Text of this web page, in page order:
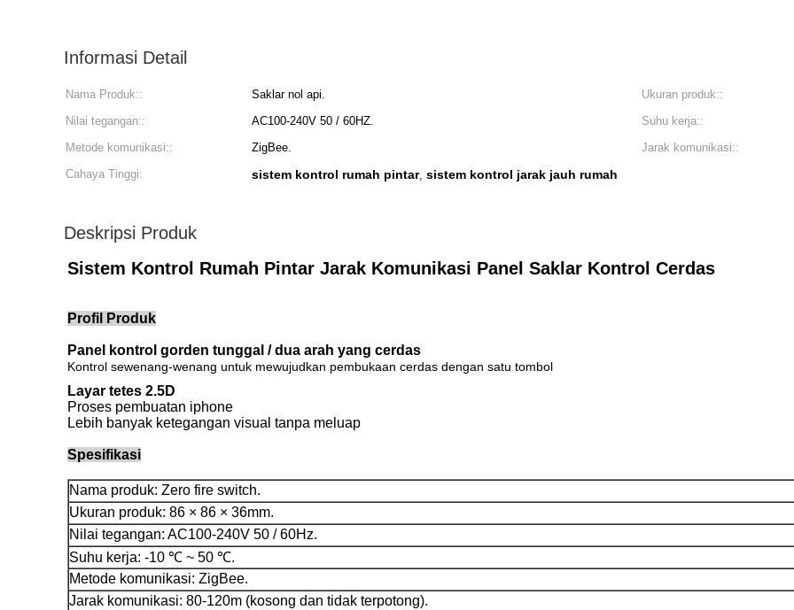
Informasi Detail
Nama Produk:: Saklar nol api.
Ukuran produk::
Nilai tegangan::
AC100-240V 50 / 60HZ.
Suhu kerja::
Metode komunikasi::
ZigBee.
Jarak komunikasi::
Cahaya Tinggi:
sistem kontrol rumah pintar, sistem kontrol jarak jauh rumah
Deskripsi Produk
Sistem Kontrol Rumah Pintar Jarak Komunikasi Panel Saklar Kontrol Cerdas
Profil Produk
Panel kontrol gorden tunggal / dua arah yang cerdas
Kontrol sewenang-wenang untuk mewujudkan pembukaan cerdas dengan satu tombol
Layar tetes 2.5D
Proses pembuatan iphone
Lebih banyak ketegangan visual tanpa meluap
Spesifikasi
Nama produk: Zero fire switch.
Ukuran produk: 86 × 86 × 36mm.
Nilai tegangan: AC100-240V 50 / 60Hz.
Suhu kerja: -10 ℃ ~ 50 ℃.
Metode komunikasi: ZigBee.
Jarak komunikasi: 80-120m (kosong dan tidak terpotong).